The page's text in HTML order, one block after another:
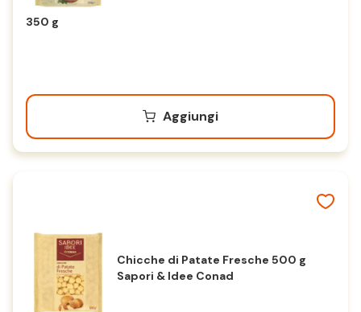
350 g
Aggiungi
Chicche di Patate Fresche 500 g
Sapori & Idee Conad